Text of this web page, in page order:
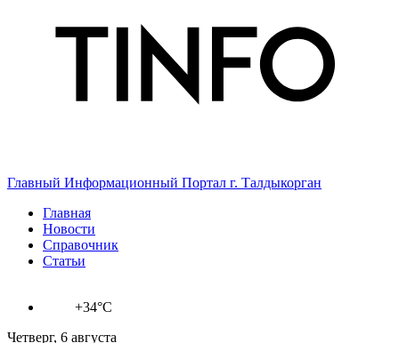
Главный Информационный Портал г. Талдыкорган
Главная
Новости
Справочник
Статьи
+34°C
Четверг, 6 августа